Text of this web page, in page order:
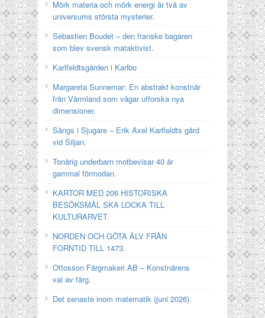
Mörk materia och mörk energi är två av
universums största mysterier.
Sébastien Boudet – den franske bagaren
som blev svensk mataktivist.
Karlfeldtsgården i Karlbo
Margareta Sunnemar: En abstrakt konstnär
från Värmland som vågar utforska nya
dimensioner.
Sångs i Sjugare – Erik Axel Karlfeldts gård
vid Siljan.
Tonårig underbarn motbevisar 40 år
gammal förmodan.
KARTOR MED 206 HISTORISKA
BESÖKSMÅL SKA LOCKA TILL
KULTURARVET.
NORDEN OCH GÖTA ÄLV FRÅN
FORNTID TILL 1473.
Ottosson Färgmakeri AB – Konstnärens
val av färg.
Det senaste inom matematik (juni 2026).